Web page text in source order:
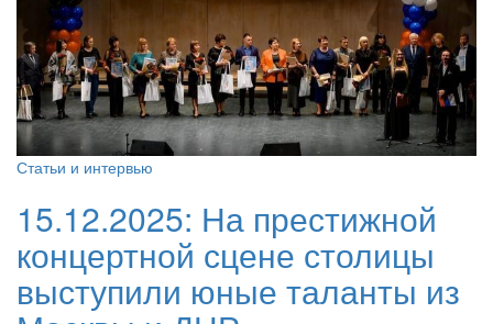
Статьи и интервью
15.12.2025: На престижной
концертной сцене столицы
выступили юные таланты из